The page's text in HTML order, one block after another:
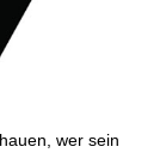
wer sein